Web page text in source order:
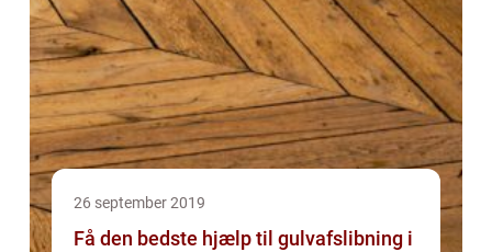
26 september 2019
Få den bedste hjælp til gulvafslibning i